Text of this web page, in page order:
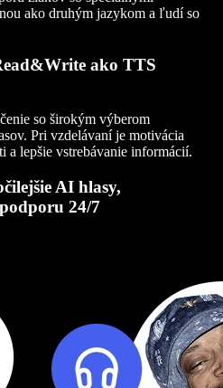
ako druhým jazykom a ľudí so
ako TTS
so širokým výberom
Pri vzdelávaní je motivácia
a lepšie vstrebávanie informácií.
AI hlasy,
24/7